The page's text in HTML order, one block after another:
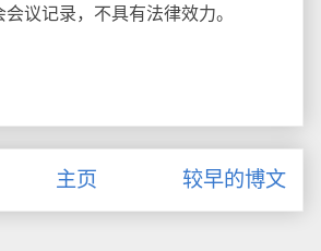
议记录，不具有法律效力。
较早的博文
主页